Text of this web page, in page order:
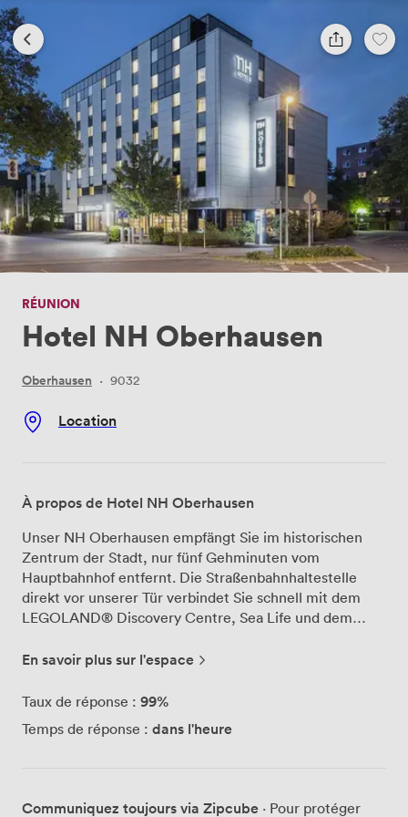
RÉUNION
Hotel NH Oberhausen
Oberhausen · 9032
Location
À propos de Hotel NH Oberhausen
Unser NH Oberhausen empfängt Sie im historischen
Zentrum der Stadt, nur fünf Gehminuten vom
Hauptbahnhof entfernt. Die Straßenbahnhaltestelle
direkt vor unserer Tür verbindet Sie schnell mit dem
LEGOLAND® Discovery Centre, Sea Life und dem
Für Ihre Tagungen und Konferenzen stehen Ihnen bei
560 m² zur Verfügung. Hier finden bis zu 200 Personen
kleinere Besprechungen. Unsere Räume sind mit
En savoir plus sur l'espace
Taux de réponse : 99%
Temps de réponse : dans l'heure
Communiquez toujours via Zipcube · Pour protéger